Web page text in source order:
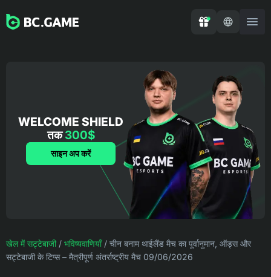
WELCOME SHIELD
तक300$
साइन अप करें
खेल में सट्टेबाजी/ भविष्यवाणियाँ/ चीन बनाम थाईलैंड मैच का पूर्वानुमान, ऑड्स और
सट्टेबाजी के टिप्स – मैत्रीपूर्ण अंतर्राष्ट्रीय मैच 09/06/2026